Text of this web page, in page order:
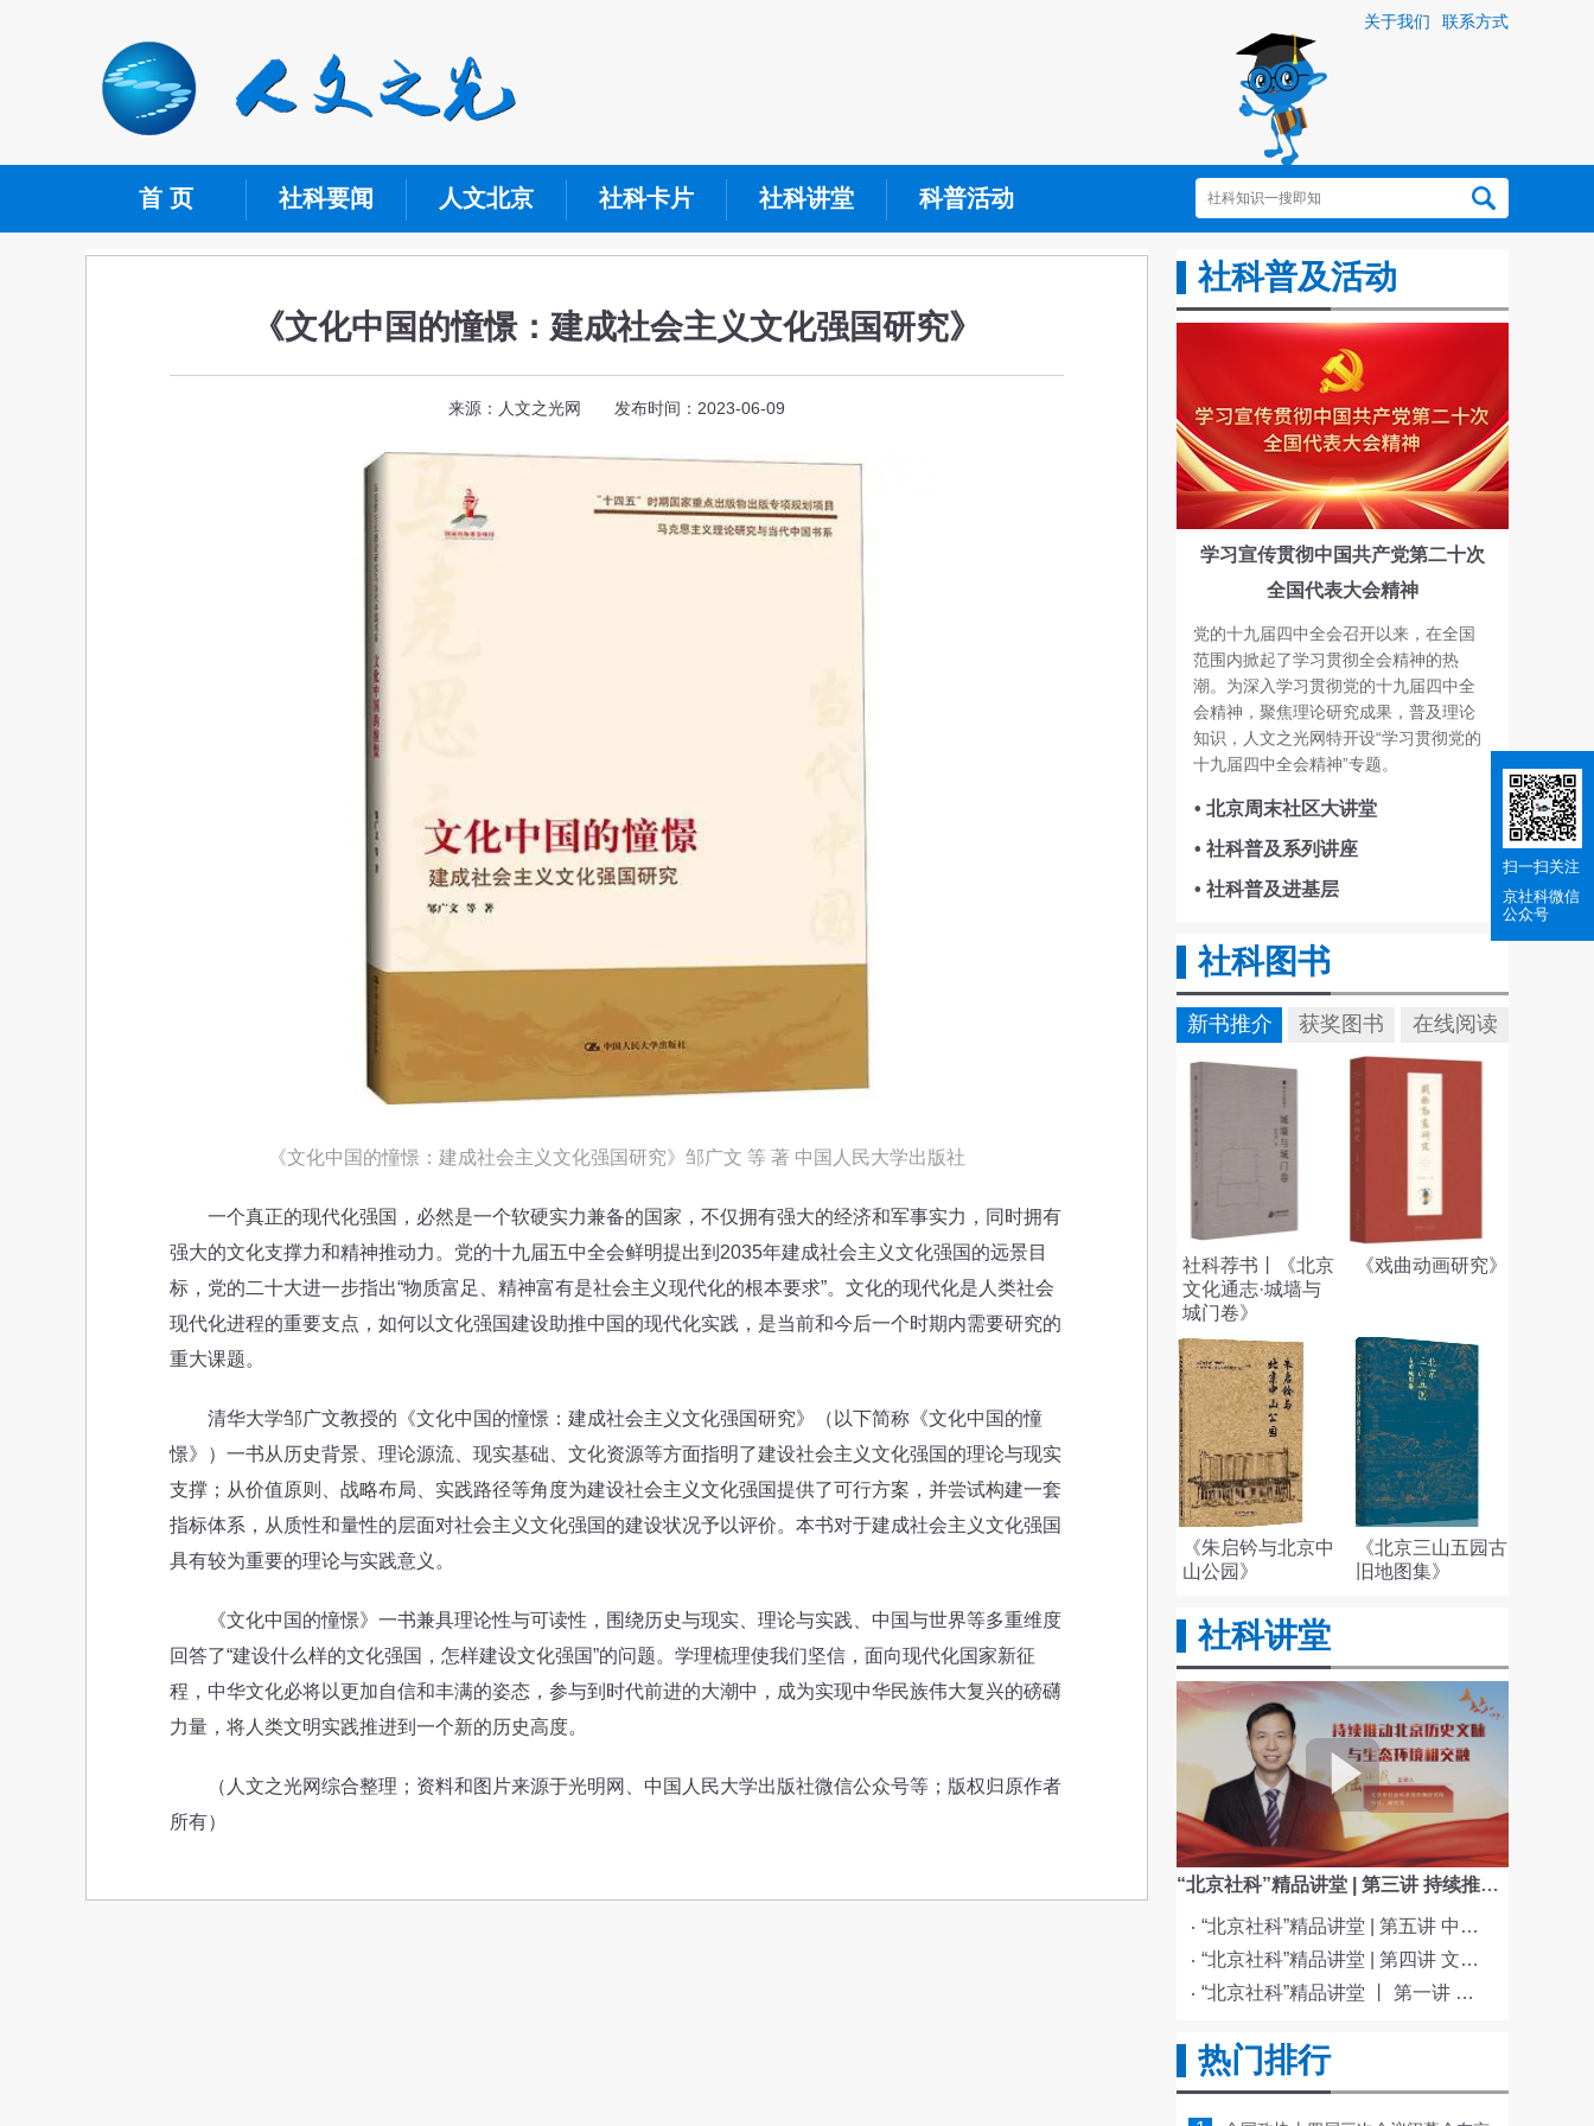
关于我们 联系方式
首 页 社科要闻 人文北京 社科卡片 社科讲堂 科普活动
《文化中国的憧憬：建成社会主义文化强国研究》
来源：人文之光网 发布时间：2023-06-09
《文化中国的憧憬：建成社会主义文化强国研究》邹广文 等 著 中国人民大学出版社
一个真正的现代化强国，必然是一个软硬实力兼备的国家，不仅拥有强大的经济和军事实力，同时拥有
强大的文化支撑力和精神推动力。党的十九届五中全会鲜明提出到2035年建成社会主义文化强国的远景目
标，党的二十大进一步指出“物质富足、精神富有是社会主义现代化的根本要求”。文化的现代化是人类社会
现代化进程的重要支点，如何以文化强国建设助推中国的现代化实践，是当前和今后一个时期内需要研究的
重大课题。
清华大学邹广文教授的《文化中国的憧憬：建成社会主义文化强国研究》（以下简称《文化中国的憧
憬》）一书从历史背景、理论源流、现实基础、文化资源等方面指明了建设社会主义文化强国的理论与现实
支撑；从价值原则、战略布局、实践路径等角度为建设社会主义文化强国提供了可行方案，并尝试构建一套
指标体系，从质性和量性的层面对社会主义文化强国的建设状况予以评价。本书对于建成社会主义文化强国
具有较为重要的理论与实践意义。
《文化中国的憧憬》一书兼具理论性与可读性，围绕历史与现实、理论与实践、中国与世界等多重维度
回答了“建设什么样的文化强国，怎样建设文化强国”的问题。学理梳理使我们坚信，面向现代化国家新征
程，中华文化必将以更加自信和丰满的姿态，参与到时代前进的大潮中，成为实现中华民族伟大复兴的磅礴
力量，将人类文明实践推进到一个新的历史高度。
（人文之光网综合整理；资料和图片来源于光明网、中国人民大学出版社微信公众号等；版权归原作者
所有）
社科普及活动
学习宣传贯彻中国共产党第二十次
全国代表大会精神
党的十九届四中全会召开以来，在全国
范围内掀起了学习贯彻全会精神的热
潮。为深入学习贯彻党的十九届四中全
会精神，聚焦理论研究成果，普及理论
知识，人文之光网特开设“学习贯彻党的
十九届四中全会精神”专题。
• 北京周末社区大讲堂
• 社科普及系列讲座
• 社科普及进基层
社科图书
新书推介 获奖图书 在线阅读
社科荐书丨《北京
文化通志·城墙与
城门卷》
《戏曲动画研究》
《朱启钤与北京中
山公园》
《北京三山五园古
旧地图集》
社科讲堂
“北京社科”精品讲堂 | 第三讲 持续推动北京历史文脉与生态环境相交融
“北京社科”精品讲堂 | 第五讲 中国电影与文化传统
“北京社科”精品讲堂 | 第四讲 文化与科技融合赋能新质生产力发展
“北京社科”精品讲堂 丨 第一讲 《红楼梦》的北京情缘
热门排行
扫一扫关注
京社科微信
公众号